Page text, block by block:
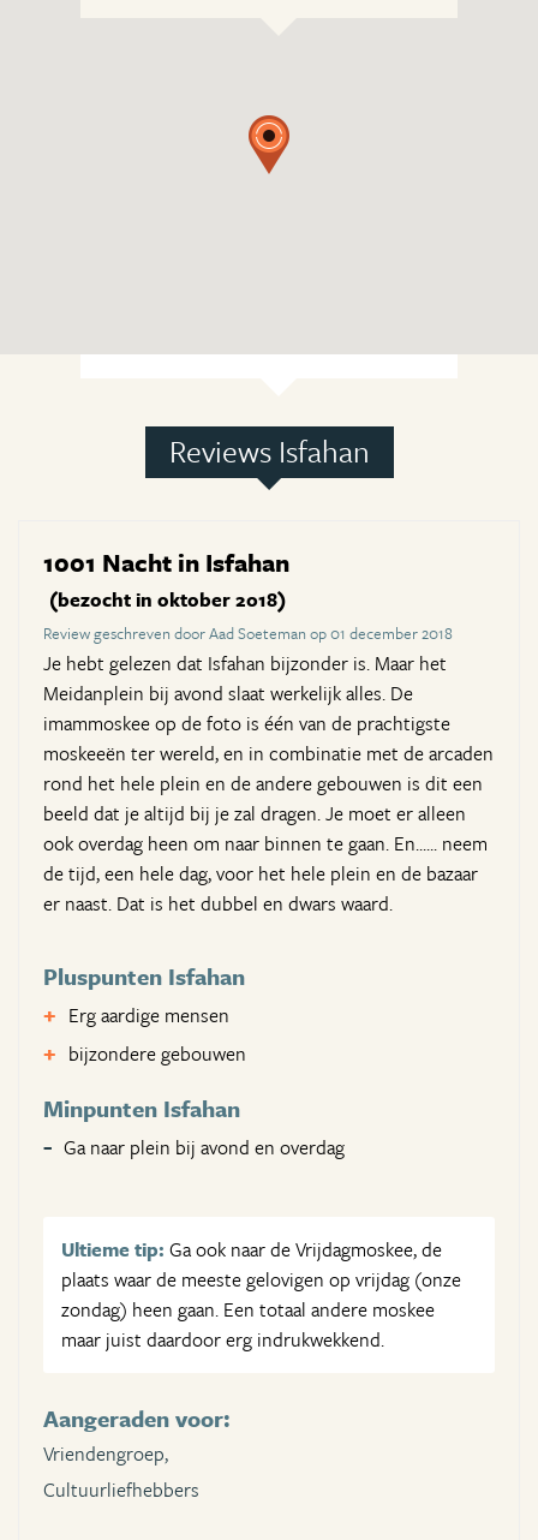
Reviews Isfahan
1001 Nacht in Isfahan
(bezocht in oktober 2018)
Review geschreven door Aad Soeteman op 01 december 2018
Je hebt gelezen dat Isfahan bijzonder is. Maar het
Meidanplein bij avond slaat werkelijk alles. De
imammoskee op de foto is één van de prachtigste
moskeeën ter wereld, en in combinatie met de arcaden
rond het hele plein en de andere gebouwen is dit een
beeld dat je altijd bij je zal dragen. Je moet er alleen
ook overdag heen om naar binnen te gaan. En...... neem
de tijd, een hele dag, voor het hele plein en de bazaar
er naast. Dat is het dubbel en dwars waard.
Pluspunten Isfahan
Erg aardige mensen
bijzondere gebouwen
Minpunten Isfahan
Ga naar plein bij avond en overdag
Ultieme tip: Ga ook naar de Vrijdagmoskee, de
plaats waar de meeste gelovigen op vrijdag (onze
zondag) heen gaan. Een totaal andere moskee
maar juist daardoor erg indrukwekkend.
Aangeraden voor:
Vriendengroep,
Cultuurliefhebbers